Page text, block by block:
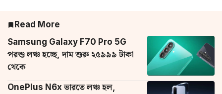
Read More
Samsung Galaxy F70 Pro 5G
পরশু লঞ্চ হচ্ছে, দাম শুরু ২৫৯৯৯ টাকা
থেকে
OnePlus N6x ভারতে লঞ্চ হল,